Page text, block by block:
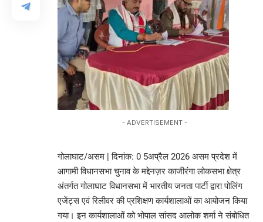
- ADVERTISEMENT -
गोलाघाट/असम | दिनांक: 0 5अप्रैल 2026 असम प्रदेश में
आगामी विधानसभा चुनाव के मद्देनज़र काजीरंगा लोकसभा क्षेत्र
अंतर्गत गोलाघाट विधानसभा में भारतीय जनता पार्टी द्वारा पोलिंग
एजेंट्स एवं रिलीवर की प्रशिक्षण कार्यशालाओं का आयोजन किया
गया। इन कार्यशालाओं को भोपाल सांसद आलोक शर्मा ने संबोधित